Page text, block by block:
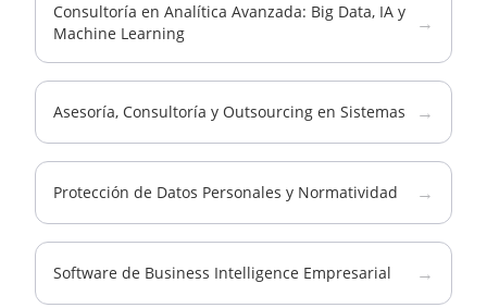
Consultoría en Analítica Avanzada: Big Data, IA y
Machine Learning
→
Asesoría, Consultoría y Outsourcing en Sistemas →
Protección de Datos Personales y Normatividad →
Software de Business Intelligence Empresarial →